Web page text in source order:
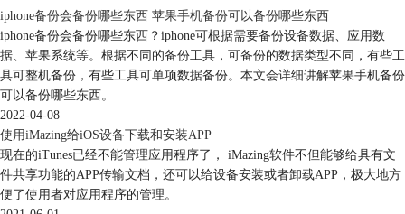
iphone备份会备份哪些东西 苹果手机备份可以备份哪些东西
iphone备份会备份哪些东西？iphone可根据需要备份设备数据、应用数
据、苹果系统等。根据不同的备份工具，可备份的数据类型不同，有些工
具可整机备份，有些工具可单项数据备份。本文会详细讲解苹果手机备份
可以备份哪些东西。
2022-04-08
使用iMazing给iOS设备下载和安装APP
现在的iTunes已经不能管理应用程序了， iMazing软件不但能够给具有文
件共享功能的APP传输文档，还可以给设备安装或者卸载APP，极大地方
便了使用者对应用程序的管理。